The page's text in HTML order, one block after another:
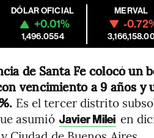
DÓLAR OFICIAL
+0.01%
1,496.0554
MERVAL
-
de Santa Fe colocó un
vencimiento a 9 años y
Es el tercer distrito
asumió Javier Milei en